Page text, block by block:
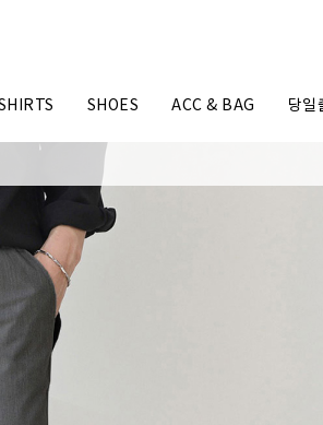
SHOES ACC & BAG 당일